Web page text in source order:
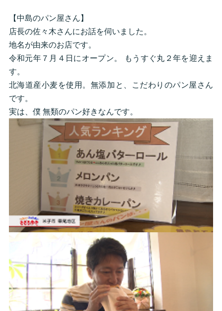
【中島のパン屋さん】
店長の佐々木さんにお話を伺いました。
地名が由来のお店です。
令和元年７月４日にオープン。 もうすぐ丸２年を迎えま
す。
北海道産小麦を使用。無添加と、こだわりのパン屋さん
です。
実は、僕 無類のパン好きなんです。